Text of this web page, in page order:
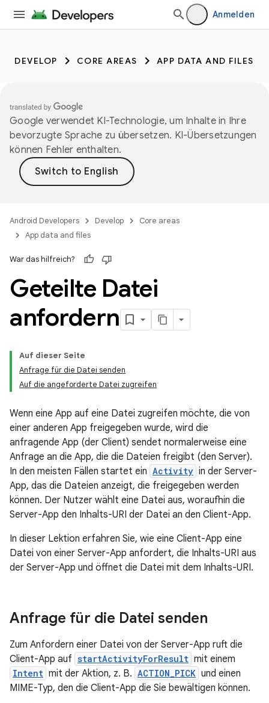
Anmelden
DEVELOP CORE AREAS APP DATA AND FILES
Google verwendet KI-Technologie, um Inhalte in Ihre
bevorzugte Sprache zu übersetzen. KI-Übersetzungen
können Fehler enthalten.
Android Developers Develop
Core areas
App data and files
War das hilfreich?
Geteilte Datei
anfordern
Auf dieser Seite
Anfrage für die Datei senden
Auf die angeforderte Datei zugreifen
Wenn eine App auf eine Datei zugreifen möchte, die von
einer anderen App freigegeben wurde, wird die
anfragende App (der Client) sendet normalerweise eine
Anfrage an die App, die die Dateien freigibt (den Server).
In den meisten Fällen startet ein Activity in der Server-
App, das die Dateien anzeigt, die freigegeben werden
können. Der Nutzer wählt eine Datei aus, woraufhin die
Server-App den Inhalts-URI der Datei an den Client-App.
In dieser Lektion erfahren Sie, wie eine Client-App eine
Datei von einer Server-App anfordert, die Inhalts-URI aus
der Server-App und öffnet die Datei mit dem Inhalts-URI.
Anfrage für die Datei senden
Zum Anfordern einer Datei von der Server-App ruft die
Client-App auf startActivityForResult mit einem
Intent mit der Aktion, z. B. ACTION_PICK und einen
MIME-Typ, den die Client-App die Sie bewältigen können.